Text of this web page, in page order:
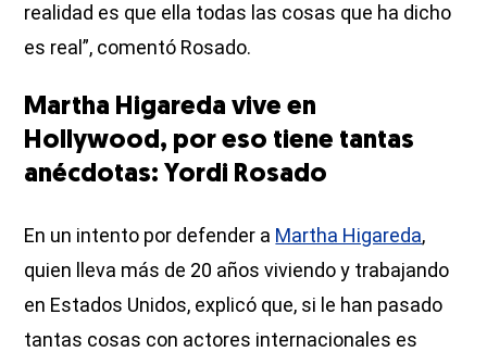
realidad es que ella todas las cosas que ha dicho
es real”, comentó Rosado.
Martha Higareda vive en
Hollywood, por eso tiene tantas
anécdotas: Yordi Rosado
En un intento por defender a Martha Higareda,
quien lleva más de 20 años viviendo y trabajando
en Estados Unidos, explicó que, si le han pasado
tantas cosas con actores internacionales es